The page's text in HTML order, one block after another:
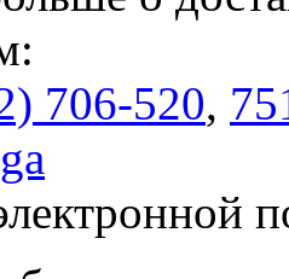
706-520,